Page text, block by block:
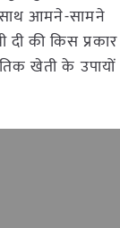
साथ आमने-सामने
की किस प्रकार
खेती के उपायों